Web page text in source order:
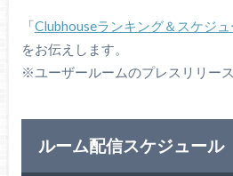
「Clubhouseランキング＆スケジ
をお伝えします。
※ユーザールームのプレスリリー
ルーム配信スケジュール